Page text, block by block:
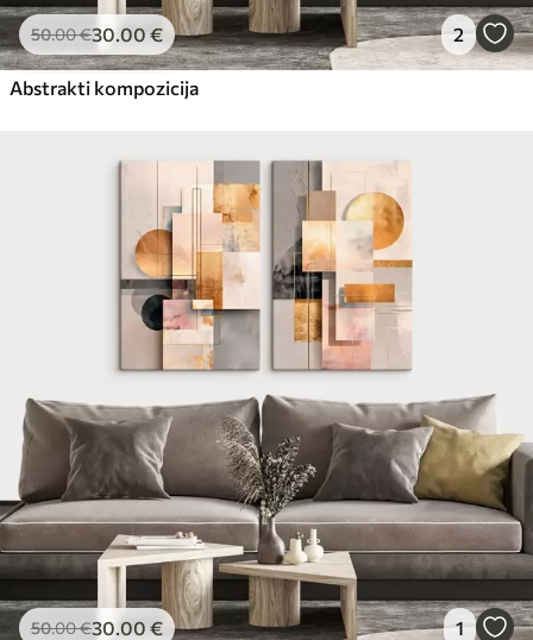
50.00€30.00 € 2
Abstrakti kompozicija
50.00€30.00 € 1